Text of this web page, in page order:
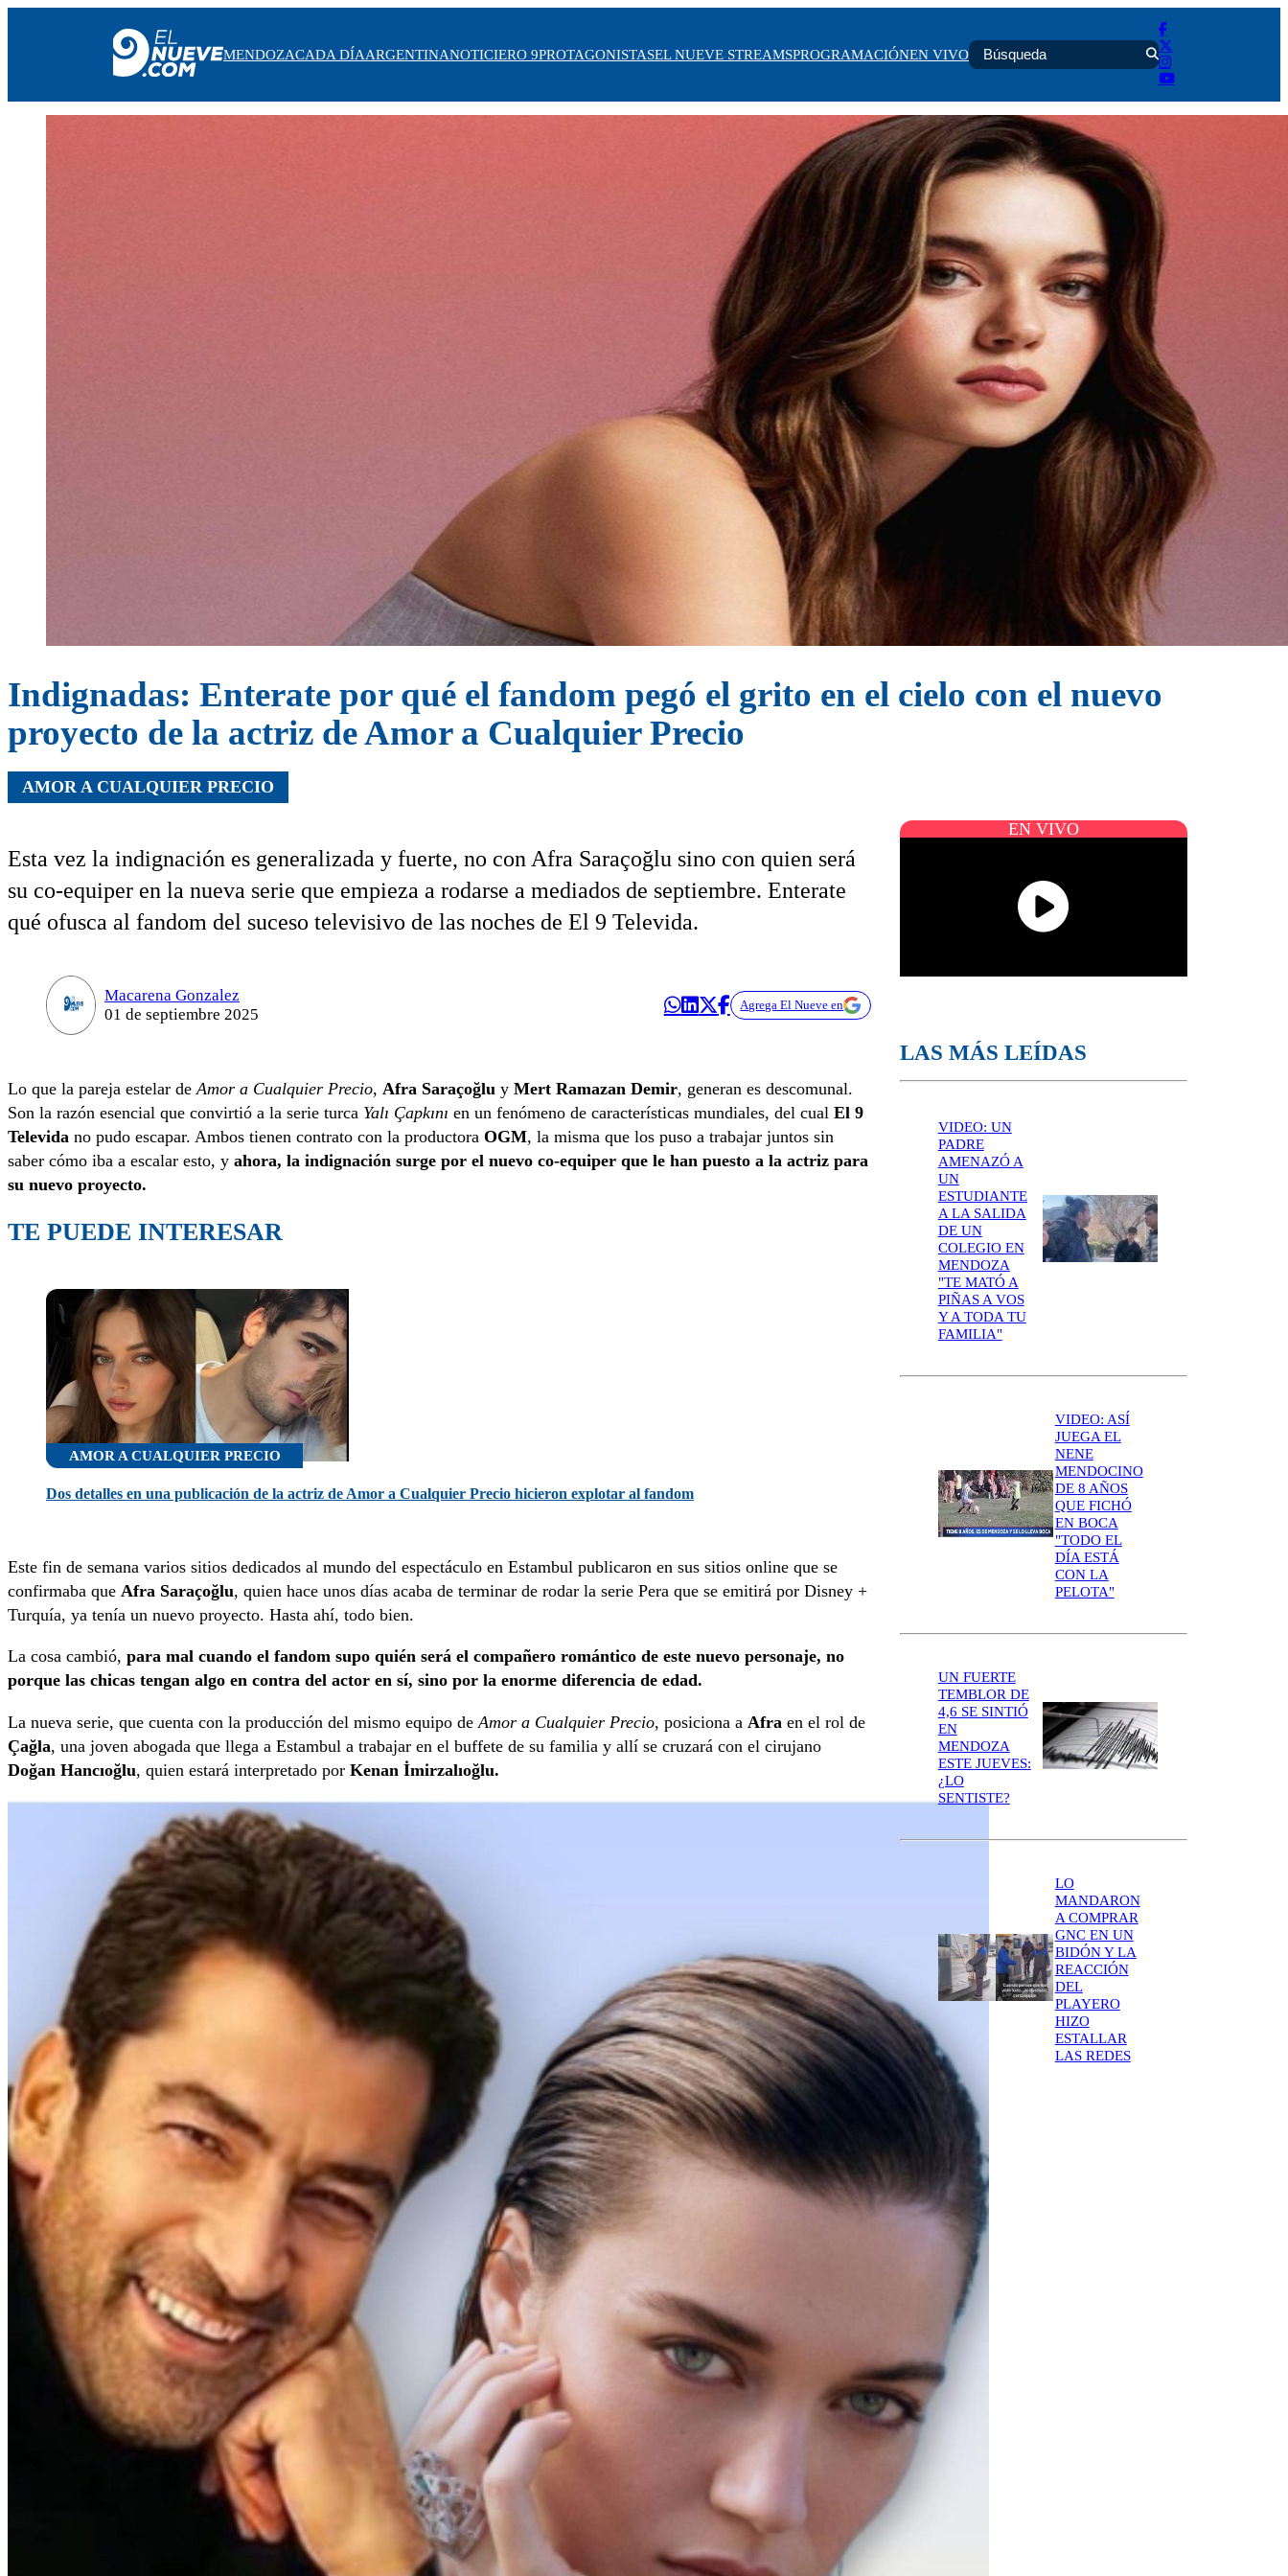
MENDOZACADA DÍAARGENTINANOTICIERO 9PROTAGONISTASEL NUEVE STREAMSPROGRAMACIÓNEN VIVO
Indignadas: Enterate por qué el fandom pegó el grito en el cielo con el nuevo
proyecto de la actriz de Amor a Cualquier Precio
AMOR A CUALQUIER PRECIO
Esta vez la indignación es generalizada y fuerte, no con Afra Saraçoğlu sino con quien será
su co-equiper en la nueva serie que empieza a rodarse a mediados de septiembre. Enterate
qué ofusca al fandom del suceso televisivo de las noches de El 9 Televida.
Macarena Gonzalez
01 de septiembre 2025
Agrega El Nueve en
Lo que la pareja estelar de Amor a Cualquier Precio, Afra Saraçoğlu y Mert Ramazan Demir, generan es descomunal.
Son la razón esencial que convirtió a la serie turca Yalı Çapkını en un fenómeno de características mundiales, del cual El 9
Televida no pudo escapar. Ambos tienen contrato con la productora OGM, la misma que los puso a trabajar juntos sin
saber cómo iba a escalar esto, y ahora, la indignación surge por el nuevo co-equiper que le han puesto a la actriz para
su nuevo proyecto.
TE PUEDE INTERESAR
AMOR A CUALQUIER PRECIO
Dos detalles en una publicación de la actriz de Amor a Cualquier Precio hicieron explotar al fandom
Este fin de semana varios sitios dedicados al mundo del espectáculo en Estambul publicaron en sus sitios online que se
confirmaba que Afra Saraçoğlu, quien hace unos días acaba de terminar de rodar la serie Pera que se emitirá por Disney +
Turquía, ya tenía un nuevo proyecto. Hasta ahí, todo bien.
La cosa cambió, para mal cuando el fandom supo quién será el compañero romántico de este nuevo personaje, no
porque las chicas tengan algo en contra del actor en sí, sino por la enorme diferencia de edad.
La nueva serie, que cuenta con la producción del mismo equipo de Amor a Cualquier Precio, posiciona a Afra en el rol de
Çağla, una joven abogada que llega a Estambul a trabajar en el buffete de su familia y allí se cruzará con el cirujano
Doğan Hancıoğlu, quien estará interpretado por Kenan İmirzalıoğlu.
EN VIVO
LAS MÁS LEÍDAS
VIDEO: UN
PADRE
AMENAZÓ A
UN
ESTUDIANTE
A LA SALIDA
DE UN
COLEGIO EN
MENDOZA
"TE MATÓ A
PIÑAS A VOS
Y A TODA TU
FAMILIA"
VIDEO: ASÍ
JUEGA EL
NENE
MENDOCINO
DE 8 AÑOS
QUE FICHÓ
EN BOCA
"TODO EL
DÍA ESTÁ
CON LA
PELOTA"
UN FUERTE
TEMBLOR DE
4,6 SE SINTIÓ
EN
MENDOZA
ESTE JUEVES:
¿LO
SENTISTE?
LO
MANDARON
A COMPRAR
GNC EN UN
BIDÓN Y LA
REACCIÓN
DEL
PLAYERO
HIZO
ESTALLAR
LAS REDES